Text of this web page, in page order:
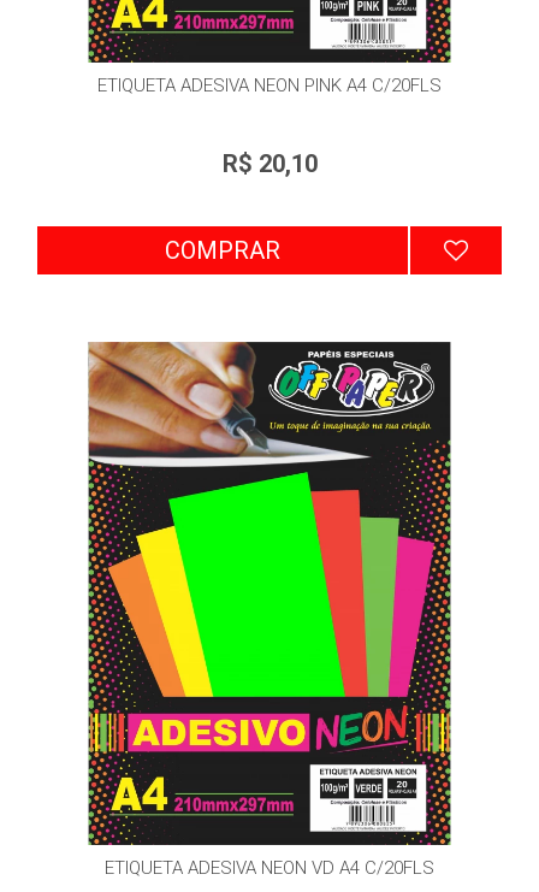
ETIQUETA ADESIVA NEON PINK A4 C/20FLS
R$ 20,10
COMPRAR
ETIQUETA ADESIVA NEON VD A4 C/20FLS